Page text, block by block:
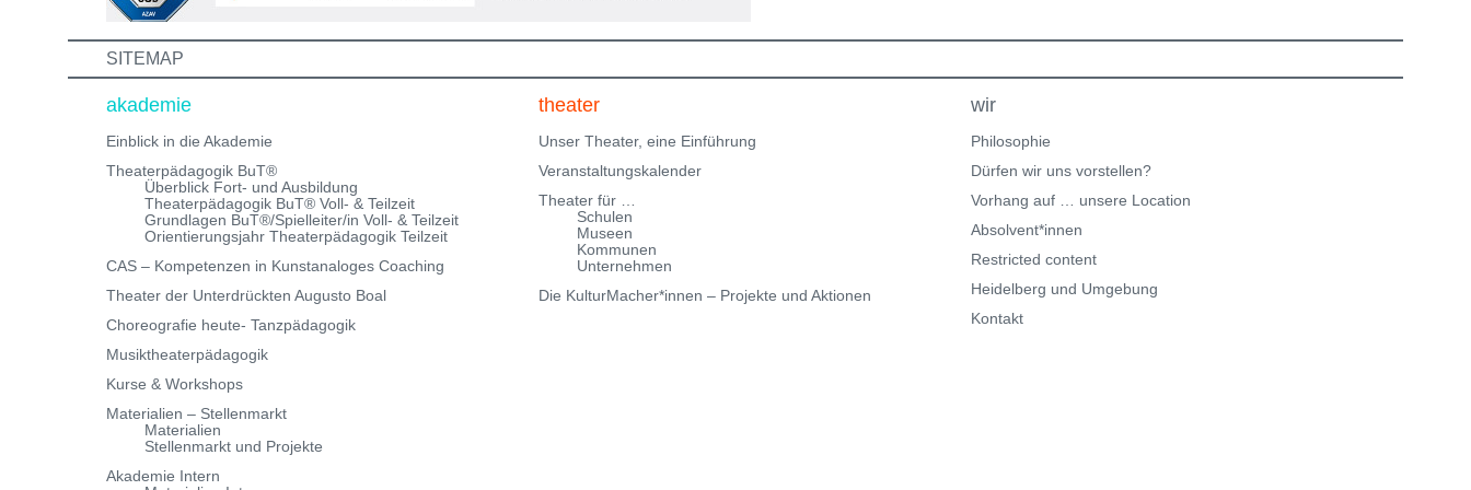
info@theaterwerkstatt-heidelberg.de Wir freuen uns auf
SITEMAP
akademie
Einblick in die Akademie
Theaterpädagogik BuT®
Überblick Fort- und Ausbildung
Theaterpädagogik BuT® Voll- & Teilzeit
Grundlagen BuT®/Spielleiter/in Voll- & Teilzeit
Orientierungsjahr Theaterpädagogik Teilzeit
CAS – Kompetenzen in Kunstanaloges Coaching
Theater der Unterdrückten Augusto Boal
Choreografie heute- Tanzpädagogik
Musiktheaterpädagogik
Kurse & Workshops
Materialien – Stellenmarkt
Materialien
Stellenmarkt und Projekte
Akademie Intern
theater
Unser Theater, eine Einführung
Veranstaltungskalender
Theater für …
Schulen
Museen
Kommunen
Unternehmen
Die KulturMacher*innen – Projekte und Aktionen
wir
Philosophie
Dürfen wir uns vorstellen?
Vorhang auf … unsere Location
Absolvent*innen
Restricted content
Heidelberg und Umgebung
Kontakt